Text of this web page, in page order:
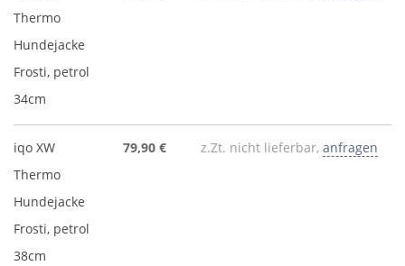
Thermo
Hundejacke
Frosti, petrol
34cm
iqo XW
Thermo
Hundejacke
Frosti, petrol
38cm
79,90 € z.Zt. nicht lieferbar, anfragen